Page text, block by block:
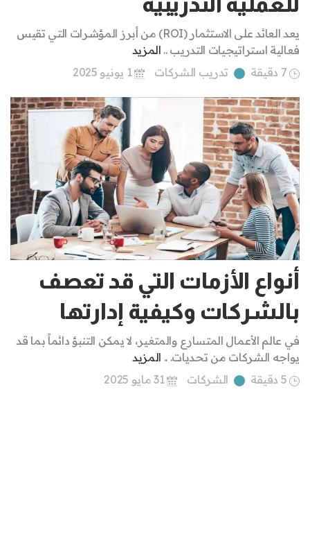
يعد العائد على الاستثمار (ROI) من أبرز المؤشرات التي تقيس
فعالية استراتيجيات التدريب .. المزيد
7 دقيقة
تدريب الشركات 1 يونيو 2025
أنواع الأزمات التي قد تعصف
بالشركات وكيفية إدارتها
في عالم الأعمال المتسارع والمتغير، لا يمكن التنبؤ دائماً بما قد
يواجه الشركات من تحديات. .. المزيد
5 دقيقة
الشركات 31 مايو 2025